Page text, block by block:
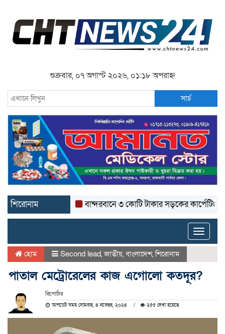
শুক্রবার, ০৭ অগাস্ট ২০২৬, ০১:১৮ অপরাহ্ন
সার্চ
শিরোনাম বান্দরবানে ৩ কোটি টাকার সড়কের কার্পেটিং উঠে
Toggle
হোম Second lead,জাতীয়,বাংলাদেশ,শিরোনাম
পাতাল মেট্রোরেলের কাজ এগোলো কতদূর?
রিপোর্টার
আপডেট সময় সোমবার, ৪ নভেম্বর, ২০২৪ ২৫৫ দেখা হয়েছে